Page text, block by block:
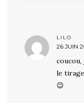
LILO
26 JUIN
le
😉